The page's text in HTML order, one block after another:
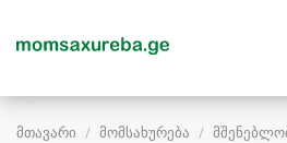
მთავარი მომსახურება